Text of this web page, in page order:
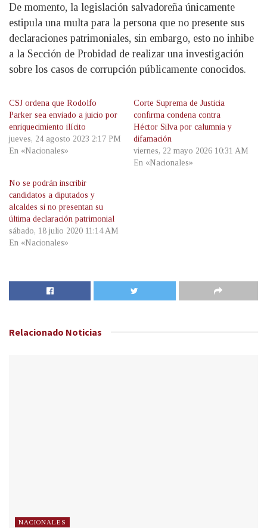
De momento, la legislación salvadoreña únicamente
estipula una multa para la persona que no presente sus
declaraciones patrimoniales, sin embargo, esto no inhibe
a la Sección de Probidad de realizar una investigación
sobre los casos de corrupción públicamente conocidos.
CSJ ordena que Rodolfo
Parker sea enviado a juicio por
enriquecimiento ilícito
jueves, 24 agosto 2023 2:17 PM
En «Nacionales»
Corte Suprema de Justicia
confirma condena contra
Héctor Silva por calumnia y
difamación
viernes, 22 mayo 2026 10:31 AM
En «Nacionales»
No se podrán inscribir
candidatos a diputados y
alcaldes si no presentan su
última declaración patrimonial
sábado, 18 julio 2020 11:14 AM
En «Nacionales»
Relacionado Noticias
NACIONALES